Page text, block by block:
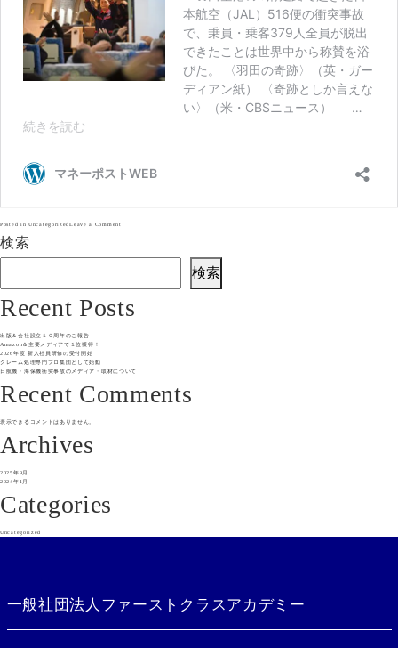
Posted inUncategorizedLeave a Commenton
海
事
故
材
つ
い
検索
検索
Recent Posts
出版＆会社設立１０周年のご報告
Amazon＆主要メディアで１位獲得！
2026年度 新入社員研修の受付開始
クレーム処理専門プロ集団として始動
日航機・海保機衝突事故のメディア・取材について
Recent Comments
表示できるコメントはありません。
Archives
2025年9月
2024年1月
Categories
Uncategorized
一般社団法人ファーストクラスアカデミー